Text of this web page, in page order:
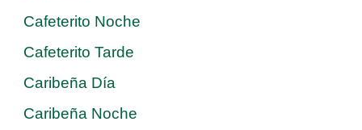
Cafeterito Noche
Cafeterito Tarde
Caribeña Día
Caribeña Noche